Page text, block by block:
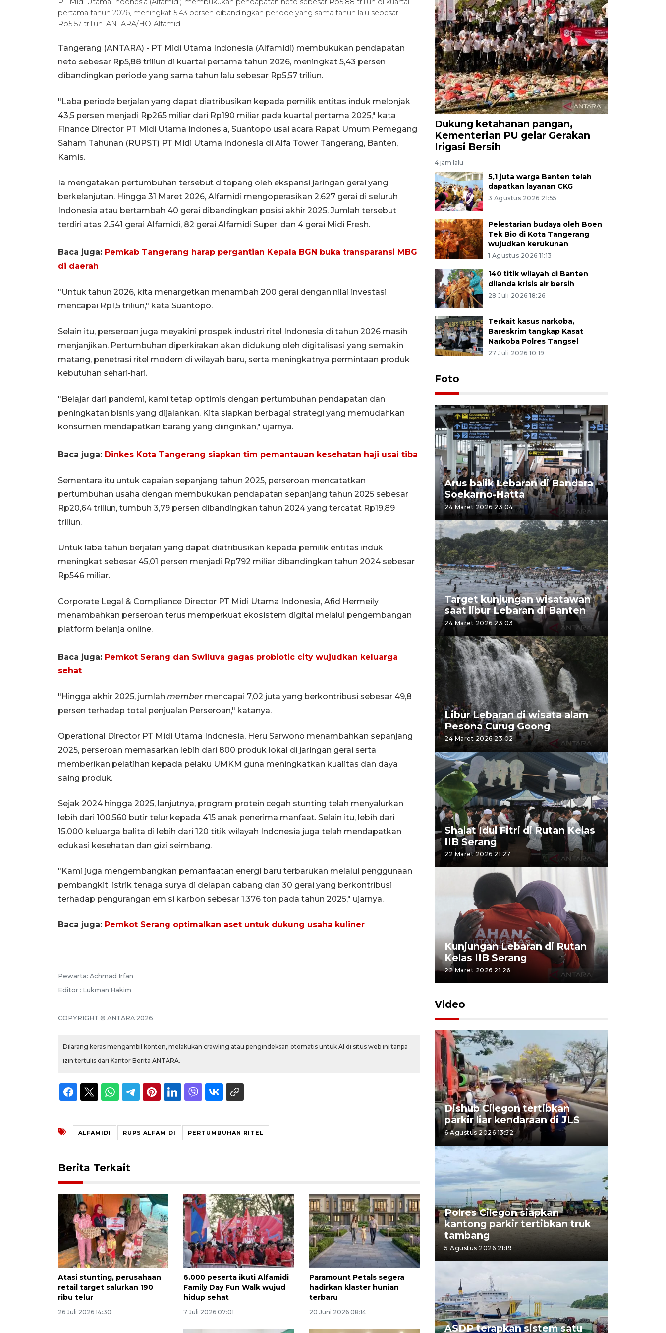
PT Midi Utama Indonesia (Alfamidi) membukukan pendapatan neto sebesar Rp5,88 triliun di kuartal
pertama tahun 2026, meningkat 5,43 persen dibandingkan periode yang sama tahun lalu sebesar
Rp5,57 triliun. ANTARA/HO-Alfamidi
Tangerang (ANTARA) - PT Midi Utama Indonesia (Alfamidi) membukukan pendapatan
neto sebesar Rp5,88 triliun di kuartal pertama tahun 2026, meningkat 5,43 persen
dibandingkan periode yang sama tahun lalu sebesar Rp5,57 triliun.
"Laba periode berjalan yang dapat diatribusikan kepada pemilik entitas induk melonjak
43,5 persen menjadi Rp265 miliar dari Rp190 miliar pada kuartal pertama 2025," kata
Finance Director PT Midi Utama Indonesia, Suantopo usai acara Rapat Umum Pemegang
Saham Tahunan (RUPST) PT Midi Utama Indonesia di Alfa Tower Tangerang, Banten,
Kamis.
Ia mengatakan pertumbuhan tersebut ditopang oleh ekspansi jaringan gerai yang
berkelanjutan. Hingga 31 Maret 2026, Alfamidi mengoperasikan 2.627 gerai di seluruh
Indonesia atau bertambah 40 gerai dibandingkan posisi akhir 2025. Jumlah tersebut
terdiri atas 2.541 gerai Alfamidi, 82 gerai Alfamidi Super, dan 4 gerai Midi Fresh.
Baca juga: Pemkab Tangerang harap pergantian Kepala BGN buka transparansi MBG
di daerah
"Untuk tahun 2026, kita menargetkan menambah 200 gerai dengan nilai investasi
mencapai Rp1,5 triliun," kata Suantopo.
Selain itu, perseroan juga meyakini prospek industri ritel Indonesia di tahun 2026 masih
menjanjikan. Pertumbuhan diperkirakan akan didukung oleh digitalisasi yang semakin
matang, penetrasi ritel modern di wilayah baru, serta meningkatnya permintaan produk
kebutuhan sehari-hari.
"Belajar dari pandemi, kami tetap optimis dengan pertumbuhan pendapatan dan
peningkatan bisnis yang dijalankan. Kita siapkan berbagai strategi yang memudahkan
konsumen mendapatkan barang yang diinginkan," ujarnya.
Baca juga: Dinkes Kota Tangerang siapkan tim pemantauan kesehatan haji usai tiba
Sementara itu untuk capaian sepanjang tahun 2025, perseroan mencatatkan
pertumbuhan usaha dengan membukukan pendapatan sepanjang tahun 2025 sebesar
Rp20,64 triliun, tumbuh 3,79 persen dibandingkan tahun 2024 yang tercatat Rp19,89
triliun.
Untuk laba tahun berjalan yang dapat diatribusikan kepada pemilik entitas induk
meningkat sebesar 45,01 persen menjadi Rp792 miliar dibandingkan tahun 2024 sebesar
Rp546 miliar.
Corporate Legal & Compliance Director PT Midi Utama Indonesia, Afid Hermeily
menambahkan perseroan terus memperkuat ekosistem digital melalui pengembangan
platform belanja online.
Baca juga: Pemkot Serang dan Swiluva gagas probiotic city wujudkan keluarga
sehat
"Hingga akhir 2025, jumlah member mencapai 7,02 juta yang berkontribusi sebesar 49,8
persen terhadap total penjualan Perseroan," katanya.
Operational Director PT Midi Utama Indonesia, Heru Sarwono menambahkan sepanjang
2025, perseroan memasarkan lebih dari 800 produk lokal di jaringan gerai serta
memberikan pelatihan kepada pelaku UMKM guna meningkatkan kualitas dan daya
saing produk.
Sejak 2024 hingga 2025, lanjutnya, program protein cegah stunting telah menyalurkan
lebih dari 100.560 butir telur kepada 415 anak penerima manfaat. Selain itu, lebih dari
15.000 keluarga balita di lebih dari 120 titik wilayah Indonesia juga telah mendapatkan
edukasi kesehatan dan gizi seimbang.
"Kami juga mengembangkan pemanfaatan energi baru terbarukan melalui penggunaan
pembangkit listrik tenaga surya di delapan cabang dan 30 gerai yang berkontribusi
terhadap pengurangan emisi karbon sebesar 1.376 ton pada tahun 2025," ujarnya.
Baca juga: Pemkot Serang optimalkan aset untuk dukung usaha kuliner
Pewarta: Achmad Irfan
Editor : Lukman Hakim
COPYRIGHT © ANTARA 2026
Dilarang keras mengambil konten, melakukan crawling atau pengindeksan otomatis untuk AI di situs web ini tanpa
izin tertulis dari Kantor Berita ANTARA.
ALFAMIDI RUPS ALFAMIDI PERTUMBUHAN RITEL
Berita Terkait
Atasi stunting, perusahaan
retail target salurkan 190
ribu telur
26 Juli 2026 14:30
6.000 peserta ikuti Alfamidi
Family Day Fun Walk wujud
hidup sehat
7 Juli 2026 07:01
Paramount Petals segera
hadirkan klaster hunian
terbaru
20 Juni 2026 08:14
Dukung ketahanan pangan,
Kementerian PU gelar Gerakan
Irigasi Bersih
4 jam lalu
5,1 juta warga Banten telah
dapatkan layanan CKG
3 Agustus 2026 21:55
Pelestarian budaya oleh Boen
Tek Bio di Kota Tangerang
wujudkan kerukunan
1 Agustus 2026 11:13
140 titik wilayah di Banten
dilanda krisis air bersih
28 Juli 2026 18:26
Terkait kasus narkoba,
Bareskrim tangkap Kasat
Narkoba Polres Tangsel
27 Juli 2026 10:19
Foto
Arus balik Lebaran di Bandara
Soekarno-Hatta
24 Maret 2026 23:04
Target kunjungan wisatawan
saat libur Lebaran di Banten
24 Maret 2026 23:03
Libur Lebaran di wisata alam
Pesona Curug Goong
24 Maret 2026 23:02
Shalat Idul Fitri di Rutan Kelas
IIB Serang
22 Maret 2026 21:27
Kunjungan Lebaran di Rutan
Kelas IIB Serang
22 Maret 2026 21:26
Video
Dishub Cilegon tertibkan
parkir liar kendaraan di JLS
6 Agustus 2026 13:52
Polres Cilegon siapkan
kantong parkir tertibkan truk
tambang
5 Agustus 2026 21:19
ASDP terapkan sistem satu